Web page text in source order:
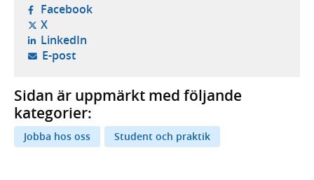
Facebook- öppnas i ny flik, extern webbplats,
X- öppnas i ny flik, extern webbplats,
LinkedIn- öppnas i ny flik, extern webbplats,
E-post- öppnar din e-postklient,
Sidan är uppmärkt med följande
kategorier:
Jobba hos oss Student och praktik